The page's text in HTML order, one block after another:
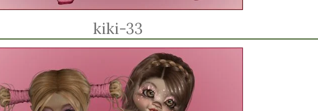
kiki-33